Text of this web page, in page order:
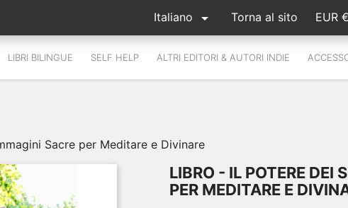
Italiano  Torna al sito EUR €
LIBRI BILINGUE SELF HELP ALTRI EDITORI & AUTORI INDIE
Sacre per Meditare e Divinare
LIBRO - IL POTERE DEI
PER MEDITARE E